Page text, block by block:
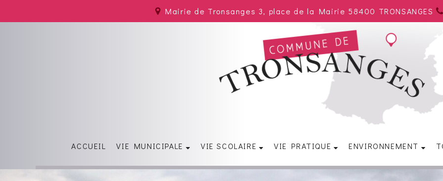
Mairie de Tronsanges 3, place de la Mairie 58400 TRONSANGES
ACCUEIL VIE MUNICIPALE VIE SCOLAIRE VIE PRATIQUE ENVIRONNEMENT